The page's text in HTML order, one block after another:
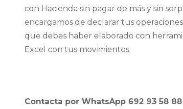
con Hacienda sin pagar de más y sin
encargamos de declarar tus
que debes haber elaborado con
Excel con tus movimientos.
Contacta por WhatsApp 692 93 58